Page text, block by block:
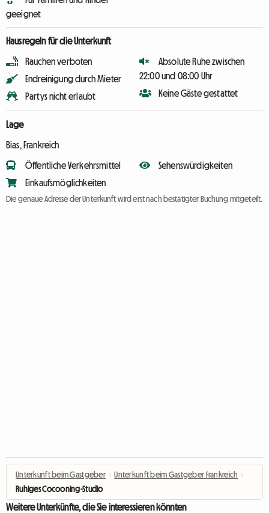
geeignet
Hausregeln für die Unterkunft
Rauchen verboten
Endreinigung durch Mieter
Partys nicht erlaubt
Absolute Ruhe zwischen
22:00 und 08:00 Uhr
Keine Gäste gestattet
Lage
Bias, Frankreich
Öffentliche Verkehrsmittel
Einkaufsmöglichkeiten
Sehenswürdigkeiten
Die genaue Adresse der Unterkunft wird erst nach bestätigter Buchung mitgeteilt.
Unterkunft beim Gastgeber › Unterkunft beim Gastgeber Frankreich ›
Ruhiges Cocooning-Studio
Weitere Unterkünfte, die Sie interessieren könnten